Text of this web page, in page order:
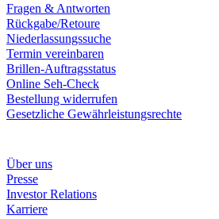
Fragen & Antworten
Rückgabe/Retoure
Niederlassungssuche
Termin vereinbaren
Brillen-Auftragsstatus
Online Seh-Check
Bestellung widerrufen
Gesetzliche Gewährleistungsrechte
Über uns
Presse
Investor Relations
Karriere